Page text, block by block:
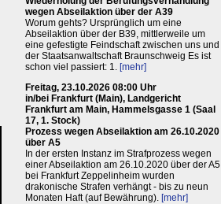
wegen Abseilaktion über der A39
Worum gehts? Ursprünglich um eine
Abseilaktion über der B39, mittlerweile um
eine gefestigte Feindschaft zwischen uns und
der Staatsanwaltschaft Braunschweig Es ist
schon viel passiert: 1. [mehr]
Freitag, 23.10.2026 08:00 Uhr
in/bei Frankfurt (Main), Landgericht
Frankfurt am Main, Hammelsgasse 1 (Saal
17, 1. Stock)
Prozess wegen Abseilaktion am 26.10.2020
über A5
In der ersten Instanz im Strafprozess wegen
einer Abseilaktion am 26.10.2020 über der A5
bei Frankfurt Zeppelinheim wurden
drakonische Strafen verhängt - bis zu neun
Monaten Haft (auf Bewährung). [mehr]